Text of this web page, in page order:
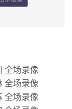
全场录像
全场录像
全场录像